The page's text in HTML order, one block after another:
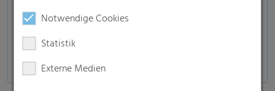
Notwendige Cookies
Statistik
Externe Medien